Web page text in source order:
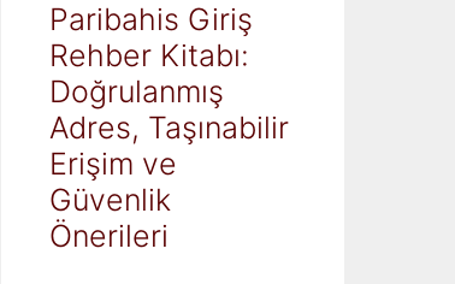
Paribahis Giriş
Rehber Kitabı:
Doğrulanmış
Adres, Taşınabilir
Erişim ve
Güvenlik
Önerileri